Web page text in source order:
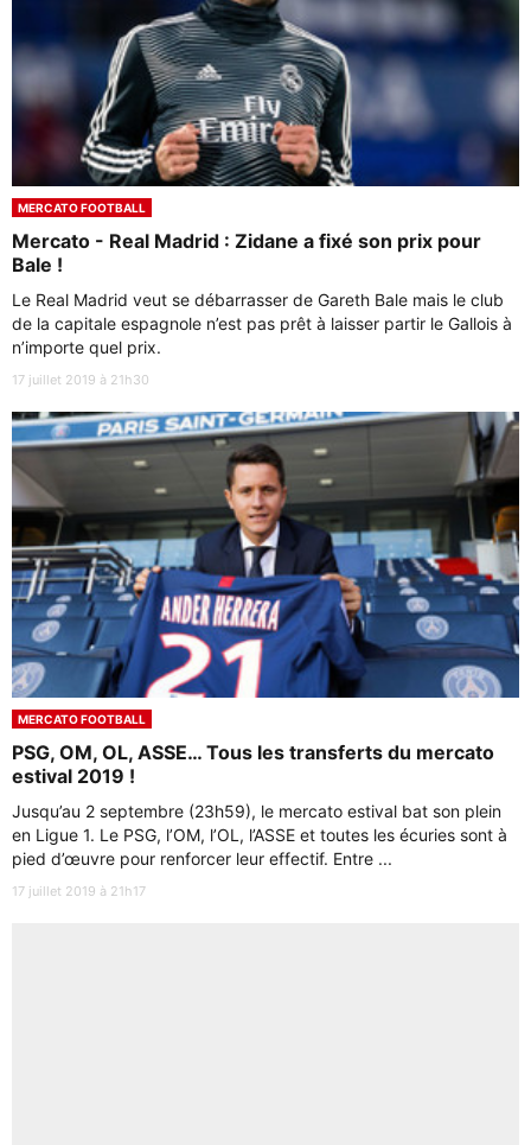
MERCATO FOOTBALL
Mercato - Real Madrid : Zidane a fixé son prix pour
Bale !
Le Real Madrid veut se débarrasser de Gareth Bale mais le club
de la capitale espagnole n’est pas prêt à laisser partir le Gallois à
n’importe quel prix.
17 juillet 2019 à 21h30
MERCATO FOOTBALL
PSG, OM, OL, ASSE… Tous les transferts du mercato
estival 2019 !
Jusqu’au 2 septembre (23h59), le mercato estival bat son plein
en Ligue 1. Le PSG, l’OM, l’OL, l’ASSE et toutes les écuries sont à
pied d’œuvre pour renforcer leur effectif. Entre ...
17 juillet 2019 à 21h17